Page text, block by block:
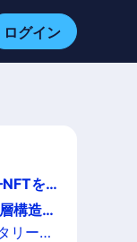
ログイン
を
構造
リー